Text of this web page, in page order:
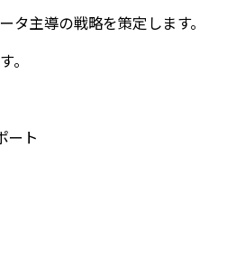
主導の戦略を策定します。
。
ート